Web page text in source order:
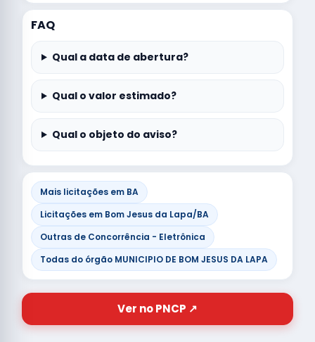
FAQ
Qual a data de abertura?
Qual o valor estimado?
Qual o objeto do aviso?
Mais licitações em BA
Licitações em Bom Jesus da Lapa/BA
Outras de Concorrência - Eletrônica
Todas do órgão MUNICIPIO DE BOM JESUS DA LAPA
Ver no PNCP ↗